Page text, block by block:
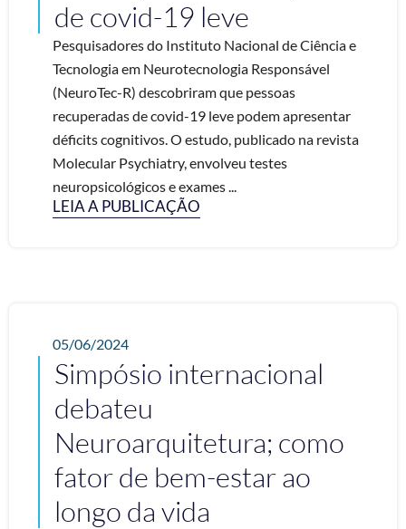
de covid-19 leve
Pesquisadores do Instituto Nacional de Ciência e
Tecnologia em Neurotecnologia Responsável
(NeuroTec-R) descobriram que pessoas
recuperadas de covid-19 leve podem apresentar
déficits cognitivos. O estudo, publicado na revista
Molecular Psychiatry, envolveu testes
neuropsicológicos e exames ...
LEIA A PUBLICAÇÃO
05/06/2024
Simpósio internacional
debateu
Neuroarquitetura; como
fator de bem-estar ao
longo da vida